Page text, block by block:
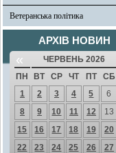
Ветеранська політика
АРХІВ НОВИН
« ЧЕРВЕНЬ 2026
ПН ВТ СР ЧТ ПТ СБ
1
2 3 4 5 6
8
9 10 11 12 13
15
16 17 18 19 20
22
23 24 25 26 27